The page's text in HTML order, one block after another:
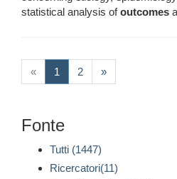
statistical analysis ofoutcomes
« 1 (current)
2 »
Fonte
Tutti (1447)
Ricercatori(11)